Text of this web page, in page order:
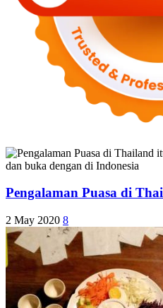
Pengalaman Puasa di
2 May 2020 8